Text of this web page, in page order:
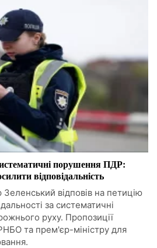
порушення ПДР:
відповідальність
відповів на петицію
за систематичні
руху. Пропозиції
та прем'єр-міністру для